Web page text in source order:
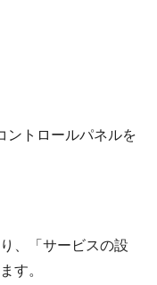
ントロールパネルを
、「サービスの設
す。